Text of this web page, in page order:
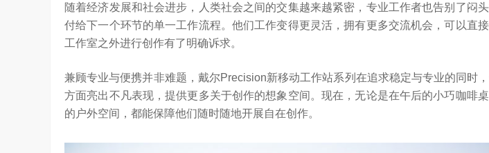
随着经济发展和社会进步，人类社会之间的交集越来越紧密，专业工作者也告别了闷
付给下一个环节的单一工作流程。他们工作变得更灵活，拥有更多交流机会，可以直
工作室之外进行创作有了明确诉求。
兼顾专业与便携并非难题，戴尔Precision新移动工作站系列在追求稳定与专业的同时
方面亮出不凡表现，提供更多关于创作的想象空间。现在，无论是在午后的小巧咖啡
的户外空间，都能保障他们随时随地开展自在创作。